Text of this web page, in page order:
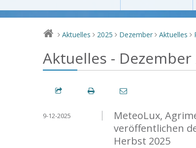
> Aktuelles > 2025 > Dezember > Aktuelles >
Aktuelles - Dezember
MeteoLux,
veröffentlichen
Herbst 2025
9-12-2025